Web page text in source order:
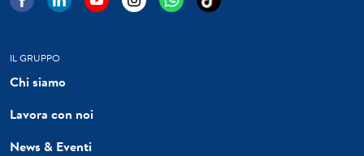
IL GRUPPO
Chi siamo
Lavora con noi
News & Eventi